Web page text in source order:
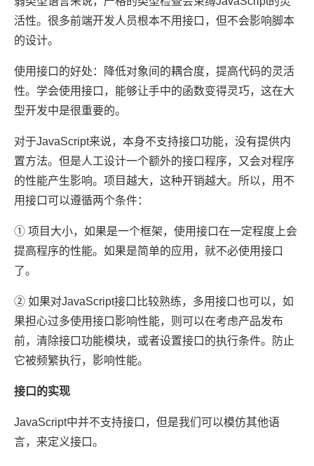
活性。很多前端开发人员根本不用接口，但不会影响脚本
的设计。
使用接口的好处：降低对象间的耦合度，提高代码的灵活
性。学会使用接口，能够让手中的函数变得灵巧，这在大
型开发中是很重要的。
对于JavaScript来说，本身不支持接口功能，没有提供内
置方法。但是人工设计一个额外的接口程序，又会对程序
的性能产生影响。项目越大，这种开销越大。所以，用不
用接口可以遵循两个条件：
① 项目大小，如果是一个框架，使用接口在一定程度上会
提高程序的性能。如果是简单的应用，就不必使用接口
了。
② 如果对JavaScript接口比较熟练，多用接口也可以，如
果担心过多使用接口影响性能，则可以在考虑产品发布
前，清除接口功能模块，或者设置接口的执行条件。防止
它被频繁执行，影响性能。
接口的实现
JavaScript中并不支持接口，但是我们可以模仿其他语
言，来定义接口。